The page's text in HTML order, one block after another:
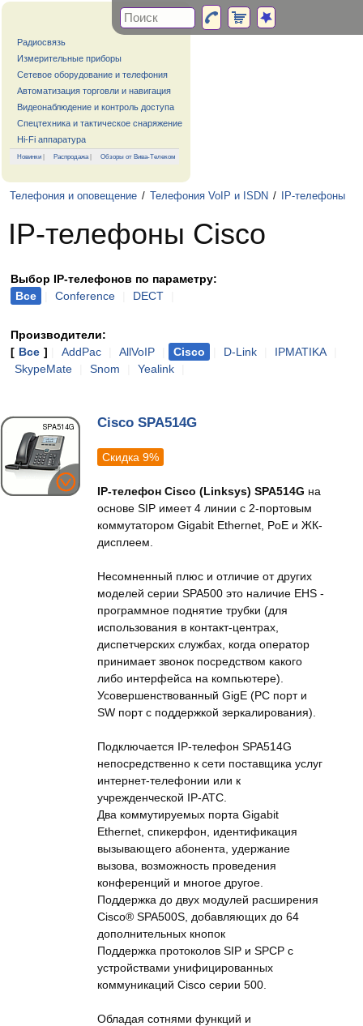
Радиосвязь
Измерительные приборы
Сетевое оборудование и телефония
Автоматизация торговли и навигация
Видеонаблюдение и контроль доступа
Спецтехника и тактическое снаряжение
Hi-Fi аппаратура
Новинки | Распродажа| Обзоры от Вива-Телеком
Телефония и оповещение / Телефония VoIP и ISDN / IP-телефоны
IP-телефоны Cisco
Выбор IP-телефонов по параметру:
Все
Conference DECT
Производители:
[ Все ] AddPac AllVoIP Cisco D-Link IPMATIKA
SkypeMate
Snom Yealink
Cisco SPA514G
Скидка 9%
IP-телефон Cisco (Linksys) SPA514G на
основе SIP имеет 4 линии с 2-портовым
коммутатором Gigabit Ethernet, PoE и ЖК-
дисплеем.
Несомненный плюс и отличие от других
моделей серии SPA500 это наличие EHS -
программное поднятие трубки (для
использования в контакт-центрах,
диспетчерских службах, когда оператор
принимает звонок посредством какого
либо интерфейса на компьютере).
Усовершенствованный GigE (PC порт и
SW порт с поддержкой зеркалирования).
Подключается IP-телефон SPA514G
непосредственно к сети поставщика услуг
интернет-телефонии или к
учрежденческой IP-АТС.
Два коммутируемых порта Gigabit
Ethernet, спикерфон, идентификация
вызывающего абонента, удержание
вызова, возможность проведения
конференций и многое другое.
Поддержка до двух модулей расширения
Cisco® SPA500S, добавляющих до 64
дополнительных кнопок
Поддержка протоколов SIP и SPCP с
устройствами унифицированных
коммуникаций Cisco серии 500.
Обладая сотнями функций и